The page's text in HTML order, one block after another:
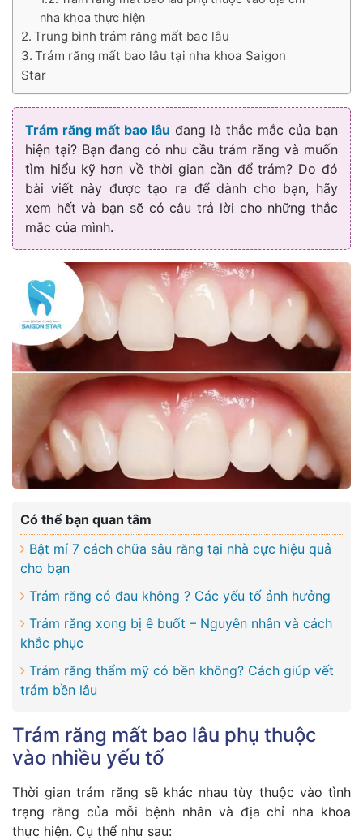
nha khoa thực hiện
Trung bình trám răng mất bao lâu
Trám răng mất bao lâu tại nha khoa Saigon
Star
Trám răng mất bao lâu đang là thắc mắc của bạn
hiện tại? Bạn đang có nhu cầu trám răng và muốn
tìm hiểu kỹ hơn về thời gian cần để trám? Do đó
bài viết này được tạo ra để dành cho bạn, hãy
xem hết và bạn sẽ có câu trả lời cho những thắc
mắc của mình.
Có thể bạn quan tâm
Bật mí 7 cách chữa sâu răng tại nhà cực hiệu quả
cho bạn
Trám răng có đau không ? Các yếu tố ảnh hưởng
Trám răng xong bị ê buốt – Nguyên nhân và cách
khắc phục
Trám răng thẩm mỹ có bền không? Cách giúp vết
trám bền lâu
Trám răng mất bao lâu phụ thuộc
vào nhiều yếu tố
Thời gian trám răng sẽ khác nhau tùy thuộc vào tình
trạng răng của mỗi bệnh nhân và địa chỉ nha khoa
thực hiện. Cụ thể như sau: